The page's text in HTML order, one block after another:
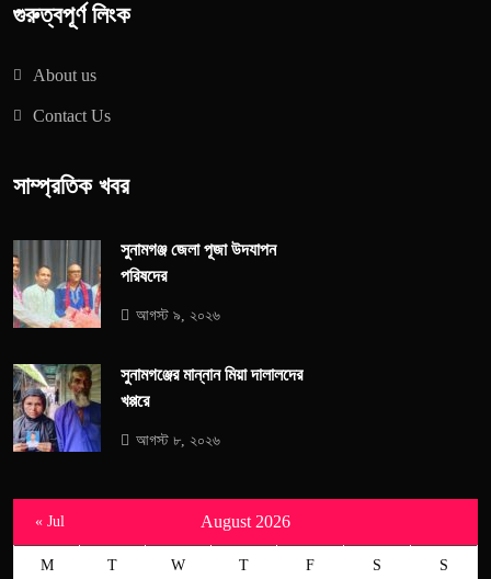
গুরুত্বপূর্ণ লিংক
About us
Contact Us
সাম্প্রতিক খবর
সুনামগঞ্জ জেলা পূজা উদযাপন
পরিষদের
আগস্ট ৯, ২০২৬
সুনামগঞ্জের মান্নান মিয়া দালালদের
খপ্পরে
আগস্ট ৮, ২০২৬
August 2026
M T W T F S S
« Jul